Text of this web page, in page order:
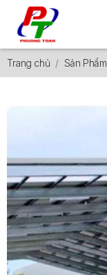
Trang chủ Sản Phẩm